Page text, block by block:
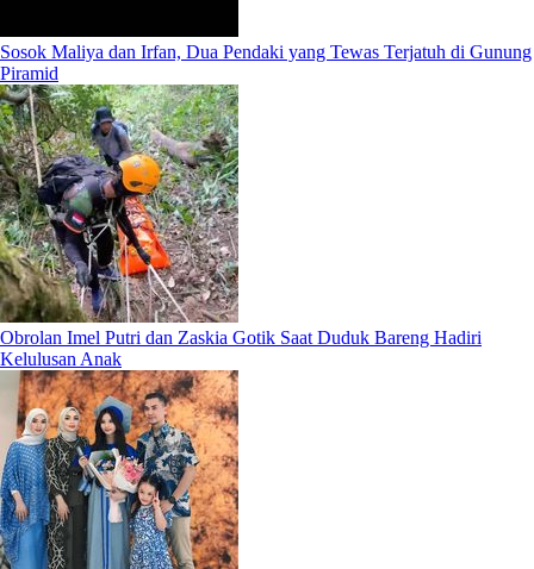
Sosok Maliya dan Irfan, Dua Pendaki yang Tewas Terjatuh di Gunung
Piramid
Obrolan Imel Putri dan Zaskia Gotik Saat Duduk Bareng Hadiri
Kelulusan Anak